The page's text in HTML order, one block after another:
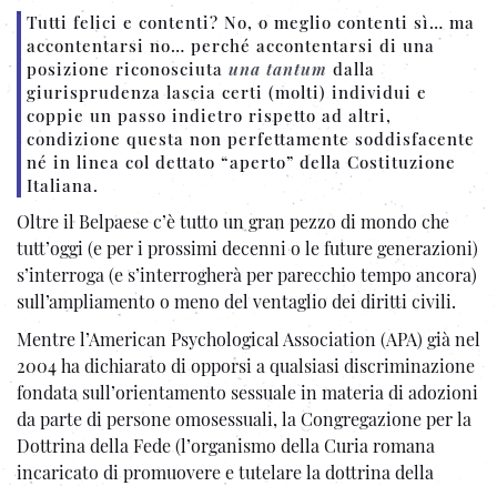
Tutti felici e contenti? No, o meglio contenti sì… ma
accontentarsi no… perché accontentarsi di una
posizione riconosciuta una tantum dalla
giurisprudenza lascia certi (molti) individui e
coppie un passo indietro rispetto ad altri,
condizione questa non perfettamente soddisfacente
né in linea col dettato “aperto” della Costituzione
Italiana.
Oltre il Belpaese c’è tutto un gran pezzo di mondo che
tutt’oggi (e per i prossimi decenni o le future generazioni)
s’interroga (e s’interrogherà per parecchio tempo ancora)
sull’ampliamento o meno del ventaglio dei diritti civili.
Mentre l’American Psychological Association (APA) già nel
2004 ha dichiarato di opporsi a qualsiasi discriminazione
fondata sull’orientamento sessuale in materia di adozioni
da parte di persone omosessuali, la Congregazione per la
Dottrina della Fede (l’organismo della Curia romana
incaricato di promuovere e tutelare la dottrina della